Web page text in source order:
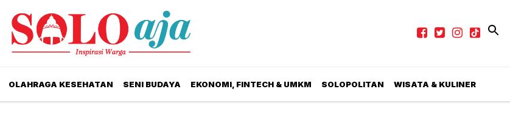
OLAHRAGA KESEHATAN SENI BUDAYA EKONOMI, FINTECH & UMKM SOLOPOLITAN WISATA & KULINER